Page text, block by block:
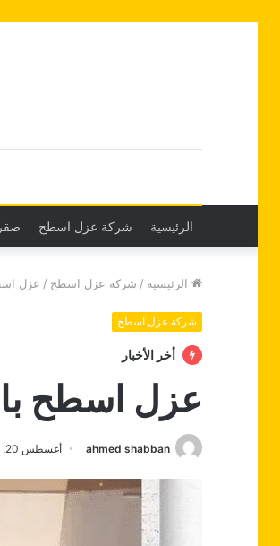
الرئيسية شركة عزل اسطح
الرئيسية / شركة عزل اسطح / عزل
شركة عزل اسطح
أخر الأخبار
عزل اسطح
ahmed shabban أغسطس 20, 2024